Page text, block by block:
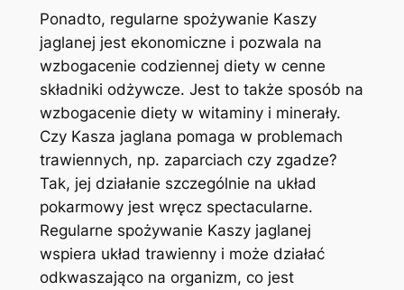
Ponadto, regularne spożywanie Kaszy
jaglanej jest ekonomiczne i pozwala na
wzbogacenie codziennej diety w cenne
składniki odżywcze. Jest to także sposób na
wzbogacenie diety w witaminy i minerały.
Czy Kasza jaglana pomaga w problemach
trawiennych, np. zaparciach czy zgadze?
Tak, jej działanie szczególnie na układ
pokarmowy jest wręcz spectacularne.
Regularne spożywanie Kaszy jaglanej
wspiera układ trawienny i może działać
odkwaszająco na organizm, co jest